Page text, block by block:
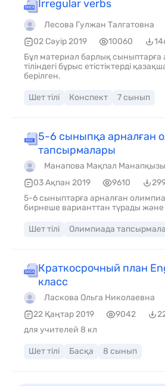
Irregular verbs
Лесова Гулжан Талгатовна
02 Сәуір 2019
10060
Бұл материал барлық
тіліндегі бұрыс етістіктерді
берілген.
Шет тілі Конспект 7 сынып
5-6 сыныпқа арналған
тапсырмалары
Манапова Мақпал Манапқызы
03 Ақпан 2019
9610
5-6 сыныптарға арналған
бирнеше варианттан түрады
Шет тілі Олимпиада
Краткосрочный план
класс
Ласкова Ольга Николаевна
22 Қаңтар 2019
9042
для учителей 8 кл
Шет тілі Басқа 8 сынып